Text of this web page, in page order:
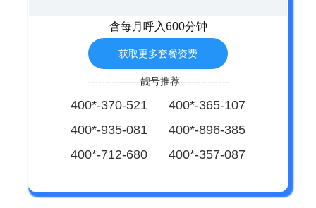
含每月呼入600分钟
获取更多套餐资费
---------------靓号推荐--------------
400*-370-521 400*-365-107
400*-935-081 400*-896-385
400*-712-680 400*-357-087